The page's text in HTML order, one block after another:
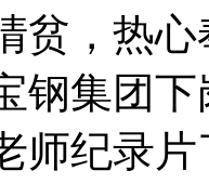
贫，热
钢集团
师纪录片